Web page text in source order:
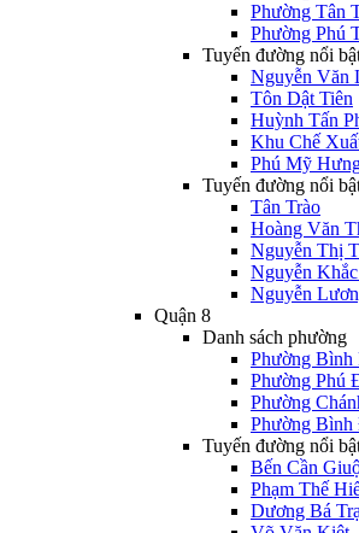
Phường Tân
Phường Phú
Tuyến đường nổi
Nguyễn Văn
Tôn Dật Tiên
Huỳnh Tấn
Khu Chế
Phú Mỹ
Tuyến đường nổi
Tân Trào
Hoàng Văn
Nguyễn Thị
Nguyễn
Nguyễn
Quận 8
Danh sách phường
Phường Bình
Phường Phú
Phường
Phường
Tuyến đường nổi
Bến Cần
Phạm Thế
Dương Bá